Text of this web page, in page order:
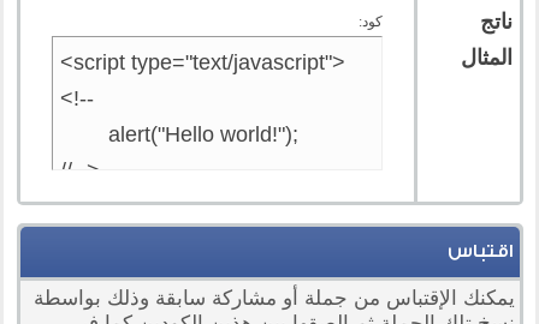
ناتج
المثال
كود:
<script type="text/javascript">
<!--
//-->
</script>
اقتباس
يمكنك الإقتباس من جملة أو مشاركة سابقة وذلك بواسطة